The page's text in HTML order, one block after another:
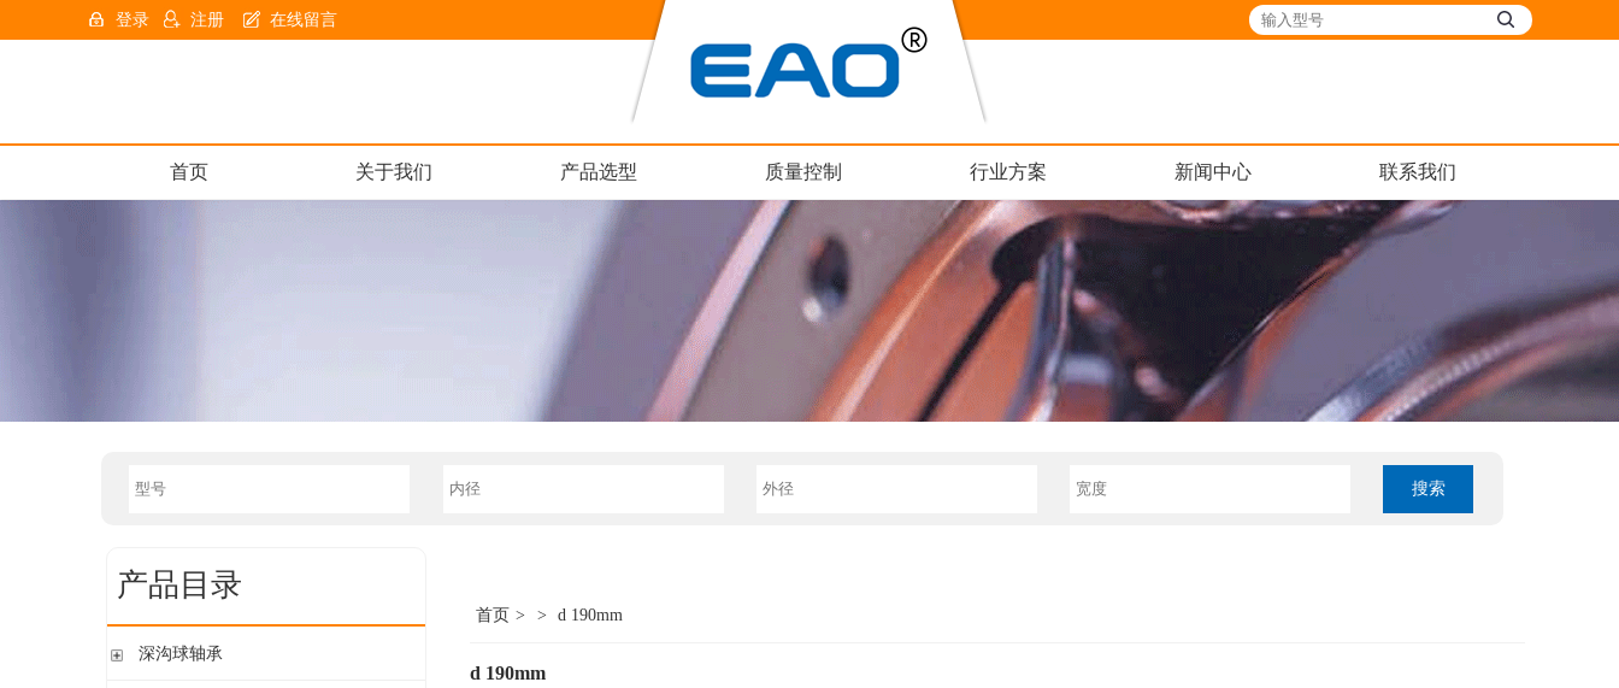
在线留言
登录 注册
首页 关于我们 产品选型 质量控制 行业方案 新闻中心 联系我们
产品目录
深沟球轴承
首页 > > d 190mm
d 190mm